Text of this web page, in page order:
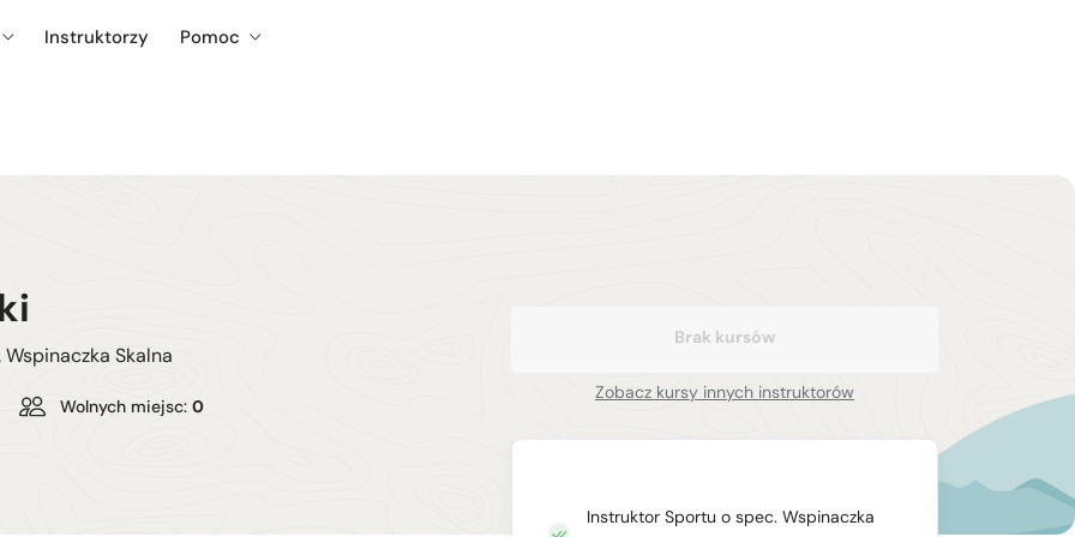
Instruktorzy Pomoc
Skalna
Wolnych miejsc: 0
Brak kursów
Zobacz kursy innych instruktorów
Instruktor Sportu o spec. Wspinaczka